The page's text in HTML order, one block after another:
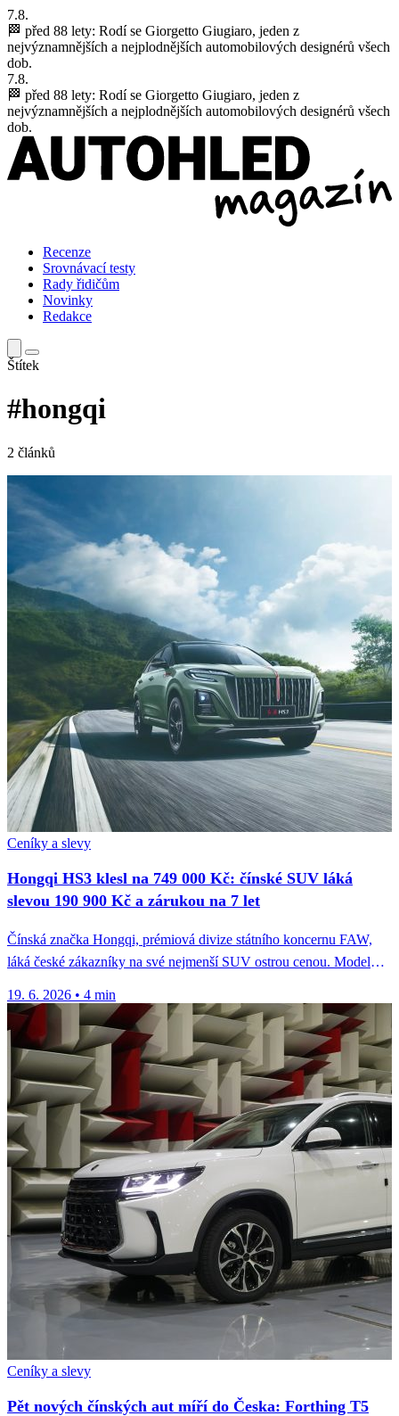
7.8.
🏁 před 88 lety: Rodí se Giorgetto Giugiaro, jeden z
nejvýznamnějších a nejplodnějších automobilových designérů všech
dob.
7.8.
🏁 před 88 lety: Rodí se Giorgetto Giugiaro, jeden z
nejvýznamnějších a nejplodnějších automobilových designérů všech
dob.
Recenze
Srovnávací testy
Rady řidičům
Novinky
Redakce
Štítek
#hongqi
2 článků
Ceníky a slevy
Hongqi HS3 klesl na 749 000 Kč: čínské SUV láká
slevou 190 900 Kč a zárukou na 7 let
Čínská značka Hongqi, prémiová divize státního koncernu FAW,
láká české zákazníky na své nejmenší SUV ostrou cenou. Model
19. 6. 2026 • 4 min
Ceníky a slevy
Pět nových čínských aut míří do Česka: Forthing T5